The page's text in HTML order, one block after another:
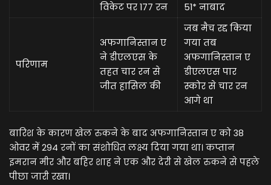
विकेट पर 177 रन
51* नाबाद
परिणाम
अफगानिस्तान ए
ने डीएलएस के
तहत चार रन से
जीत हासिल की
जब मैच रद्द किया
गया तब
अफगानिस्तान ए
डीएलएस पार
स्कोर से चार रन
आगे था
बारिश के कारण खेल रुकने के बाद अफगानिस्तान ए को 38
ओवर में 294 रनों का संशोधित लक्ष्य दिया गया था। कप्तान
इमरान मीर और बहिर शाह ने एक और देरी से खेल रुकने से पहले
पीछा जारी रखा।